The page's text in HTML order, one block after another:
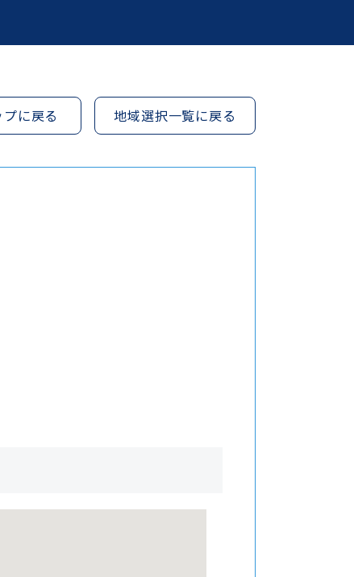
に戻る 地域選択一覧に戻る